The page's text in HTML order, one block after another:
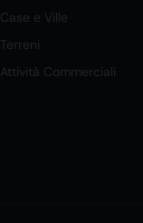
Case e Ville
Terreni
Attività Commerciali